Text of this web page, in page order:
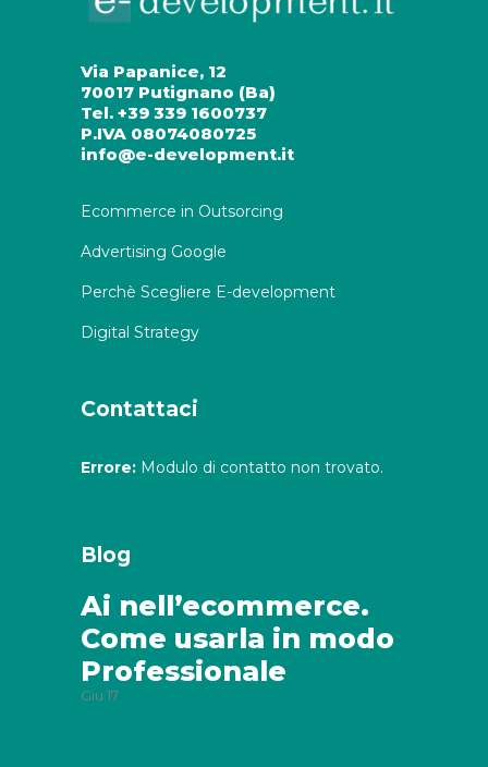
Via Papanice, 12
70017 Putignano (Ba)
Tel. +39 339 1600737
P.IVA 08074080725
info@e-development.it
Ecommerce in Outsorcing
Advertising Google
Perchè Scegliere E-development
Digital Strategy
Contattaci
Errore: Modulo di contatto non trovato.
Blog
Ai nell’ecommerce.
Come usarla in modo
Professionale
Giu 17